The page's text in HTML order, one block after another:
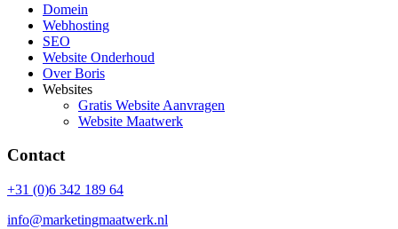
Domein
Webhosting
SEO
Website Onderhoud
Over Boris
Websites
Gratis Website Aanvragen
Website Maatwerk
Contact
+31 (0)6 342 189 64
info@marketingmaatwerk.nl